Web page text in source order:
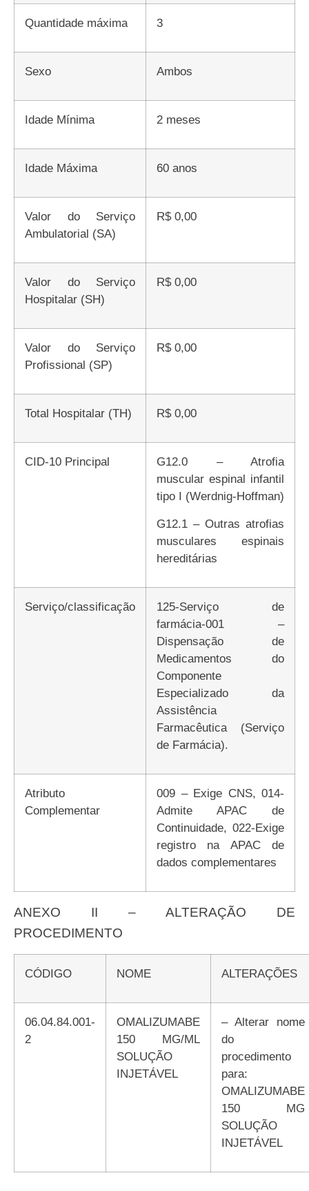
Quantidade máxima 3
Sexo Ambos
Idade Mínima 2 meses
Idade Máxima 60 anos
Valor do Serviço
Ambulatorial (SA)
R$ 0,00
Valor do Serviço
Hospitalar (SH)
R$ 0,00
Valor do Serviço
Profissional (SP)
R$ 0,00
Total Hospitalar (TH) R$ 0,00
CID-10 Principal
G12.0 – Atrofia
muscular espinal infantil
tipo I (Werdnig-Hoffman)
G12.1 – Outras atrofias
musculares espinais
hereditárias
Serviço/classificação
125-Serviço de
farmácia-001 –
Dispensação de
Medicamentos do
Componente
Especializado da
Assistência
Farmacêutica (Serviço
de Farmácia).
Atributo
Complementar
009 – Exige CNS, 014-
Admite APAC de
Continuidade, 022-Exige
registro na APAC de
dados complementares
ANEXO II – ALTERAÇÃO DE
PROCEDIMENTO
CÓDIGO NOME ALTERAÇÕES
06.04.84.001-
2
OMALIZUMABE
150 MG/ML
SOLUÇÃO
INJETÁVEL
– Alterar nome
do
procedimento
para:
OMALIZUMABE
150 MG
SOLUÇÃO
INJETÁVEL